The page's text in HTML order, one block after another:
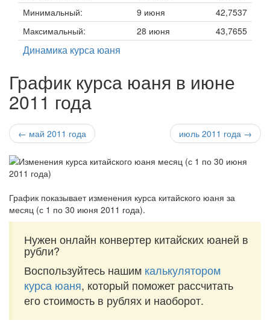
Минимальный:
9 июня
42,7537
Максимальный:
28 июня 43,7655
Динамика курса юаня
График курса юаня в июне
2011 года
← май 2011 года июль 2011 года →
График показывает изменения курса китайского юаня за
месяц (с 1 по 30 июня 2011 года).
Нужен онлайн конвертер китайских юаней в
рубли?
Воспользуйтесь нашим калькулятором
курса юаня, который поможет рассчитать
его стоимость в рублях и наоборот.